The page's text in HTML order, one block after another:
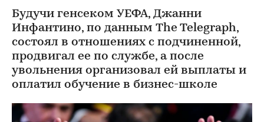
Будучи генсеком УЕФА, Джанни
Инфантино, по данным The Telegraph,
состоял в отношениях с подчиненной,
продвигал ее по службе, а после
увольнения организовал ей выплаты и
оплатил обучение в бизнес-школе